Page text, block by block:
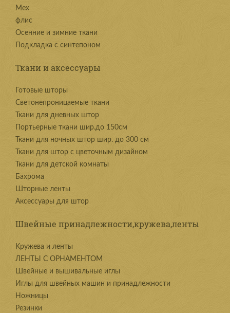
Мех
флис
Осенние и зимние ткани
Подкладка с синтепоном
Ткани и аксессуары
Готовые шторы
Светонепроницаемые ткани
Ткани для дневных штор
Портьерные ткани шир.до 150см
Ткани для ночных штор шир. до 300 см
Ткани для штор с цветочным дизайном
Ткани для детской комнаты
Бахрома
Шторные ленты
Аксессуары для штор
Швейные принадлежности,кружева,ленты
Kружева и ленты
ЛЕНТЫ С ОРНАМЕНТОМ
Швейные и вышивальные иглы
Иглы для швейных машин и принадлежности
Ножницы
Резинки